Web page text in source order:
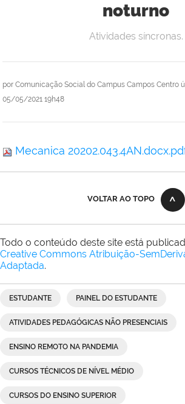
noturno
por Comunicação Social do Campus Campos Centro
05/05/2021 19h48
Atividades síncronas.
Mecanica
VOLTAR AO TOPO
Todo o conteúdo deste site está
Creative Commons Atribuição-
Adaptada.
ESTUDANTE PAINEL DO ESTUDANTE
ATIVIDADES PEDAGÓGICAS NÃO PRESENCIAIS
ENSINO REMOTO NA PANDEMIA
CURSOS TÉCNICOS DE NÍVEL MÉDIO
CURSOS DO ENSINO SUPERIOR